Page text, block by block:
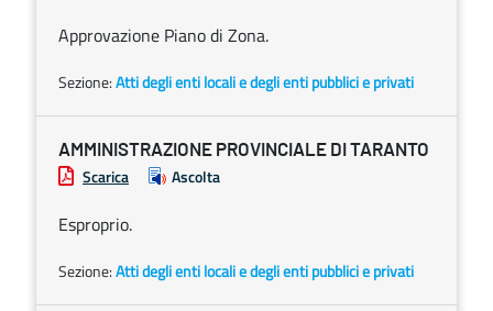
Approvazione Piano di Zona.
Sezione:Atti degli enti locali e degli enti pubblici e privati
AMMINISTRAZIONE PROVINCIALE DI TARANTO
Scarica Ascolta
Esproprio.
Sezione:Atti degli enti locali e degli enti pubblici e privati